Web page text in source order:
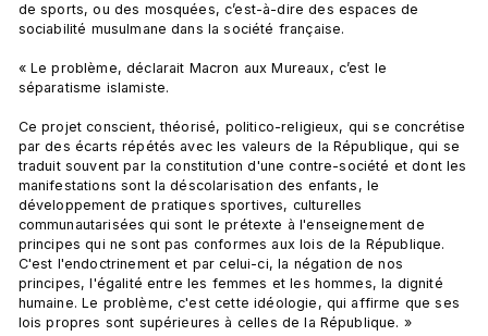
de sports, ou des mosquées, c’est-à-dire des espaces de
sociabilité musulmane dans la société française.
« Le problème, déclarait Macron aux Mureaux, c’est le
séparatisme islamiste.
Ce projet conscient, théorisé, politico-religieux, qui se concrétise
par des écarts répétés avec les valeurs de la République, qui se
traduit souvent par la constitution d'une contre-société et dont les
manifestations sont la déscolarisation des enfants, le
développement de pratiques sportives, culturelles
communautarisées qui sont le prétexte à l'enseignement de
principes qui ne sont pas conformes aux lois de la République.
C'est l'endoctrinement et par celui-ci, la négation de nos
principes, l'égalité entre les femmes et les hommes, la dignité
humaine. Le problème, c'est cette idéologie, qui affirme que ses
lois propres sont supérieures à celles de la République. »